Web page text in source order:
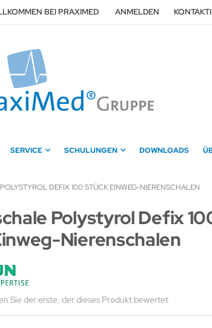
BEI PRAXIMED ANMELDEN
SERVICE SCHULUNGEN DOWNLOADS
DEFIX 100 STÜCK EINWEG-NIERENSCHALEN
Polystyrol Defix
Nierenschalen
Sie der erste, der dieses Produkt bewertet